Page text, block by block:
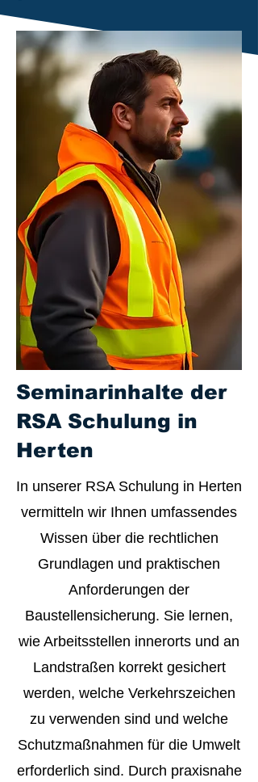
Seminarinhalte der
RSA Schulung in
Herten
In unserer RSA Schulung in Herten
vermitteln wir Ihnen umfassendes
Wissen über die rechtlichen
Grundlagen und praktischen
Anforderungen der
Baustellensicherung. Sie lernen,
wie Arbeitsstellen innerorts und an
Landstraßen korrekt gesichert
werden, welche Verkehrszeichen
zu verwenden sind und welche
Schutzmaßnahmen für die Umwelt
erforderlich sind. Durch praxisnahe